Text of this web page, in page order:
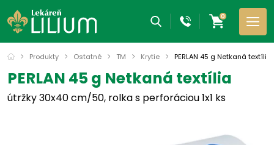
0
Produkty Ostatné TM Krytie PERLAN 45 g Netkaná textília
PERLAN 45 g Netkaná textília
útržky 30x40 cm/50, rolka s perforáciou 1x1 ks